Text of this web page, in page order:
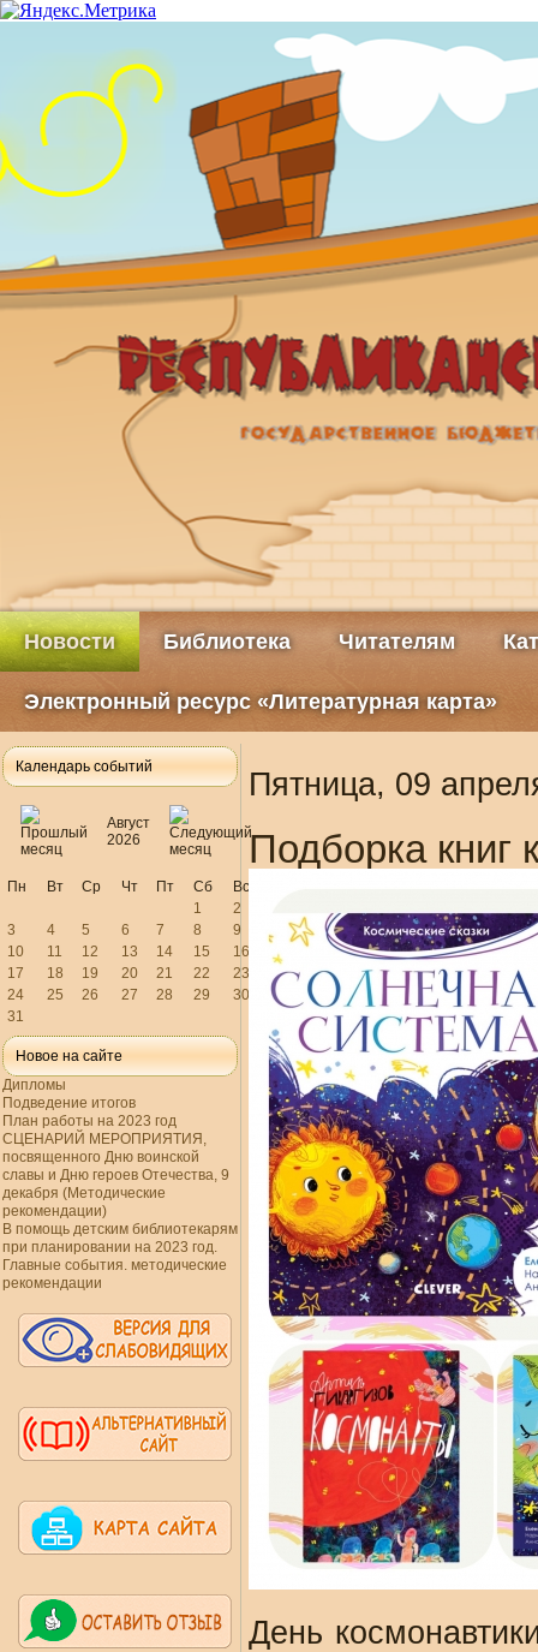
Новости Библиотека Читателям
Электронный ресурс «Литературная карта»
Календарь событий
Август
2026
Пн Вт Ср Чт Пт Сб
Вс
1
2
3
4 5 6 7 8
9
10
11 12 13 14 15
16
17
18 19 20 21 22
23
24
25 26 27 28 29
30
31
Новое на сайте
Дипломы
Подведение итогов
План работы на 2023 год
СЦЕНАРИЙ МЕРОПРИЯТИЯ,
посвященного Дню воинской
славы и Дню героев Отечества, 9
декабря (Методические
рекомендации)
В помощь детским библиотекарям
при планировании на 2023 год.
Главные события. методические
рекомендации
Пятница, 09
Подборка книг
День